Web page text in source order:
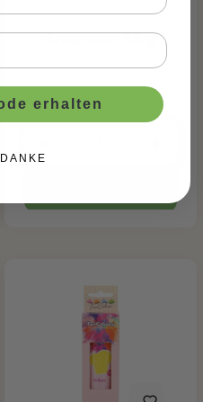
Smarties, 38 g
CHF 1.85*
erhalten